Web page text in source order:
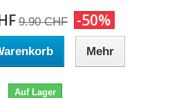
9.90 CHF -50%
Mehr
Auf Lager